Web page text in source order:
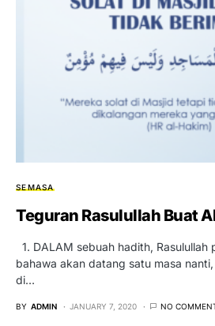
SEMASA
Teguran Rasulullah Buat
1. DALAM sebuah hadith, Rasulullah
bahawa akan datang satu masa
di…
BY ADMIN JANUARY 7, 2020 NO